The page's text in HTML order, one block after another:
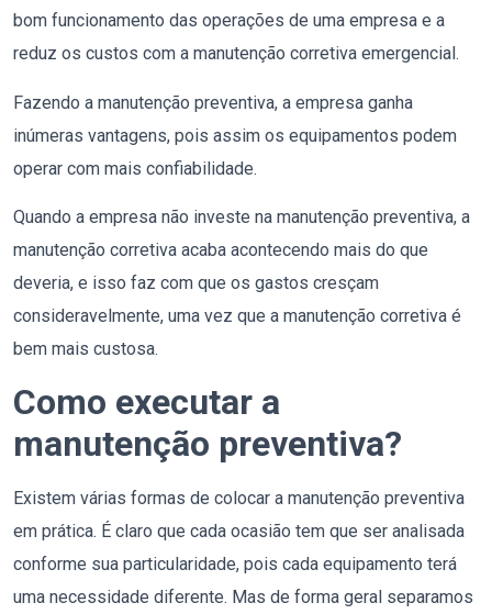
bom funcionamento das operações de uma empresa e a
reduz os custos com a manutenção corretiva emergencial.
Fazendo a manutenção preventiva, a empresa ganha
inúmeras vantagens, pois assim os equipamentos podem
operar com mais confiabilidade.
Quando a empresa não investe na manutenção preventiva, a
manutenção corretiva acaba acontecendo mais do que
deveria, e isso faz com que os gastos cresçam
consideravelmente, uma vez que a manutenção corretiva é
bem mais custosa.
Como executar a
manutenção preventiva?
Existem várias formas de colocar a manutenção preventiva
em prática. É claro que cada ocasião tem que ser analisada
conforme sua particularidade, pois cada equipamento terá
uma necessidade diferente. Mas de forma geral separamos